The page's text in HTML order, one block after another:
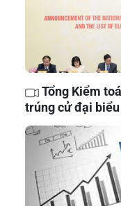
trúng cử đại